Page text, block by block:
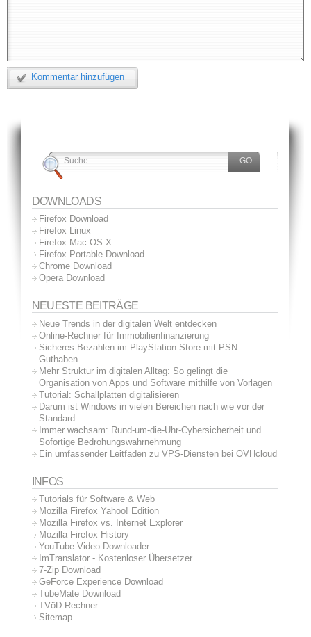
Kommentar hinzufügen
DOWNLOADS
Firefox Download
Firefox Linux
Firefox Mac OS X
Firefox Portable Download
Chrome Download
Opera Download
NEUESTE BEITRÄGE
Neue Trends in der digitalen Welt entdecken
Online-Rechner für Immobilienfinanzierung
Sicheres Bezahlen im PlayStation Store mit PSN
Guthaben
Mehr Struktur im digitalen Alltag: So gelingt die
Organisation von Apps und Software mithilfe von Vorlagen
Tutorial: Schallplatten digitalisieren
Darum ist Windows in vielen Bereichen nach wie vor der
Standard
Immer wachsam: Rund-um-die-Uhr-Cybersicherheit und
Sofortige Bedrohungswahrnehmung
Ein umfassender Leitfaden zu VPS-Diensten bei OVHcloud
INFOS
Tutorials für Software & Web
Mozilla Firefox Yahoo! Edition
Mozilla Firefox vs. Internet Explorer
Mozilla Firefox History
YouTube Video Downloader
ImTranslator - Kostenloser Übersetzer
7-Zip Download
GeForce Experience Download
TubeMate Download
TVöD Rechner
Sitemap